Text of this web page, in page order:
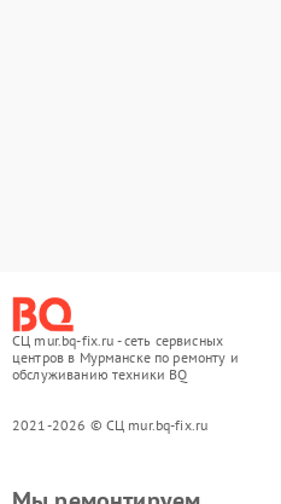
СЦ mur.bq-fix.ru - сеть сервисных
центров в Мурманске по ремонту и
обслуживанию техники BQ
2021-2026 © СЦ mur.bq-fix.ru